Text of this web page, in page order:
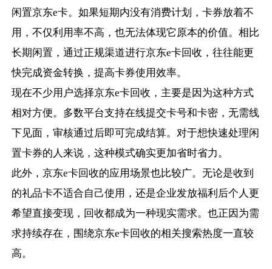
闲置京东e卡。如果短期内没有消费计划，卡券放着不
用，不仅利用率不高，也无法体现它原本的价值。相比
长期闲置，通过正规渠道进行京东e卡回收，往往能更
快完成资金转换，提高卡券使用效率。
现在不少用户选择京东e卡回收，主要是因为这种方式
相对方便。多数平台支持在线提交卡号和卡密，无需线
下见面，审核通过后即可完成结算。对于想快速处理闲
置卡券的人来说，这种模式确实更加省时省力。
此外，京东e卡回收的应用场景也比较广。无论是收到
的礼品卡不适合自己使用，还是企业发放福利后个人更
希望直接变现，回收都成为一种现实需求。也正因为需
求持续存在，围绕京东e卡回收的相关搜索热度一直较
高。